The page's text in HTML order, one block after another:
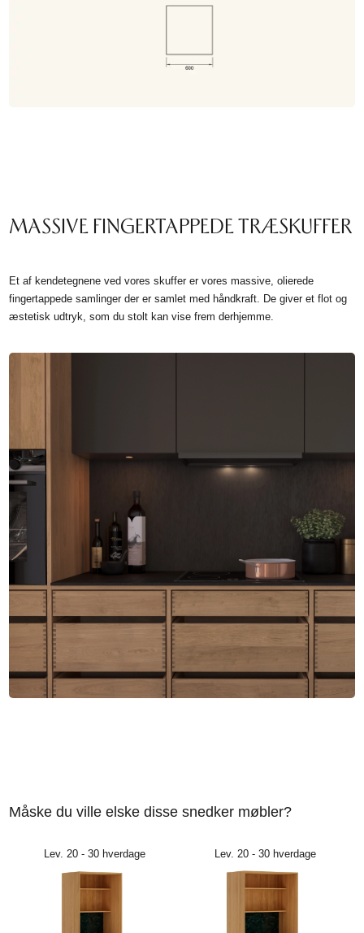
MASSIVE FINGERTAPPEDE TRÆSKUFFER
Et af kendetegnene ved vores skuffer er vores massive, olierede
fingertappede samlinger der er samlet med håndkraft. De giver et flot og
æstetisk udtryk, som du stolt kan vise frem derhjemme.
Måske du ville elske disse snedker møbler?
Lev. 20 - 30 hverdage Lev. 20 - 30 hverdage